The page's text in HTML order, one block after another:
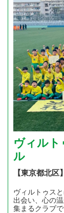
ヴィルト
ル
【東京都北
ヴィルトゥス
出会い、心の
集まるクラブ